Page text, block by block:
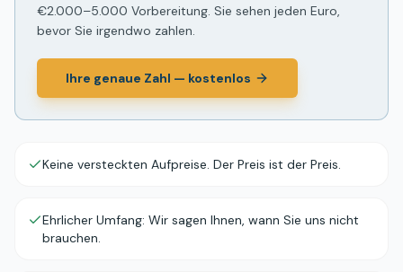
€2.000–5.000 Vorbereitung. Sie sehen jeden Euro,
bevor Sie irgendwo zahlen.
Ihre genaue Zahl — kostenlos
Keine versteckten Aufpreise. Der Preis ist der Preis.
Ehrlicher Umfang: Wir sagen Ihnen, wann Sie uns nicht
brauchen.